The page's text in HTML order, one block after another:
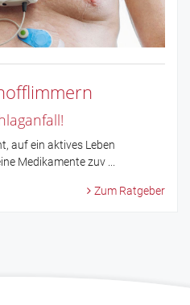
auf ein aktives Leben
Medikamente zuv ...
Zum Ratgeber